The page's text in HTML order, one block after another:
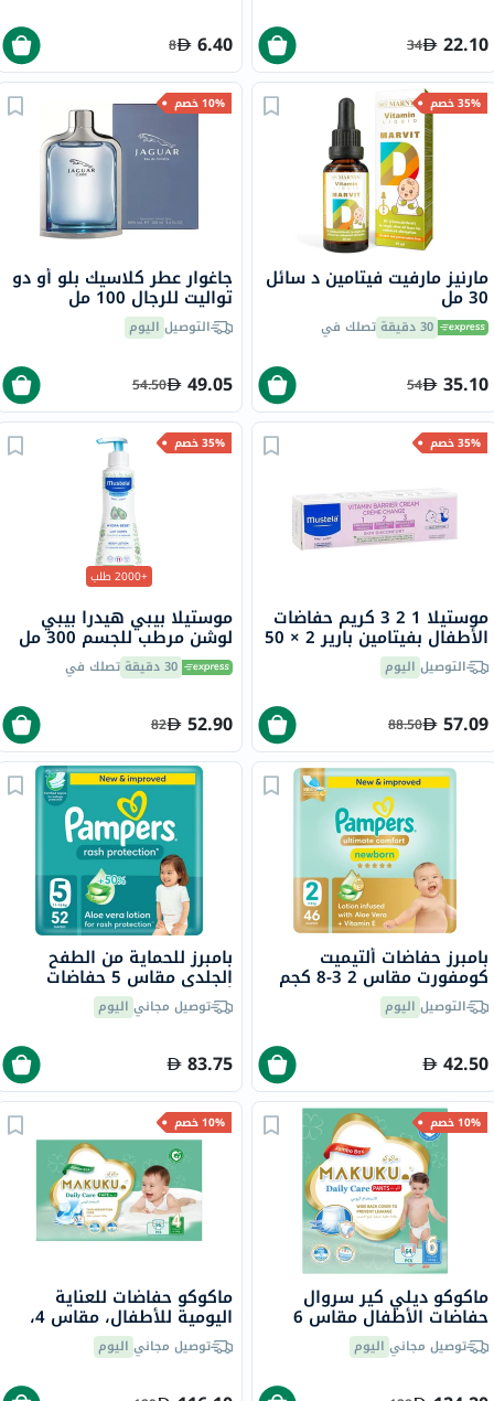
22.10
34
6.40
8
35% خصم
مارنيز مارفيت فيتامين د سائل
30 مل
30 دقيقة تصلك في
35.10
54
10% خصم
جاغوار عطر كلاسيك بلو أو دو
تواليت للرجال 100 مل
التوصيل اليوم
49.05
54.50
35% خصم
موستيلا 1 2 3 كريم حفاضات
الأطفال بفيتامين بارير 2 × 50
مل حزمة ترويجية من 2
التوصيل اليوم
57.09
88.50
35% خصم
+2000 طلب
موستيلا بيبي هيدرا بيبي
لوشن مرطب للجسم 300 مل
30 دقيقة تصلك في
52.90
82
بامبرز حفاضات ألتيميت
كومفورت مقاس 2 3-8 كجم
حزمة من 46
التوصيل اليوم
42.50
بامبرز للحماية من الطفح
الجلدي مقاس 5 حفاضات
أطفال 11-16 كجم حزمة من
52 قطعةتوصيل مجاني اليوم
83.75
10% خصم
ماكوكو ديلي كير سروال
حفاضات الأطفال مقاس 6
مزدوج كبير جدًا (XXL) لوزن
15+ كجم حزمة جامبو من 64توصيل مجاني اليوم
10% خصم
ماكوكو حفاضات للعناية
اليومية للأطفال، مقاس 4،
حزمة كبيرة من 96
توصيل مجاني اليوم